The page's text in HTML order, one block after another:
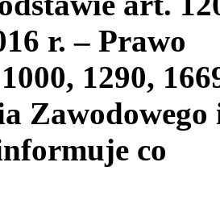
r. – Prawo
1290,
Zawodowego
co